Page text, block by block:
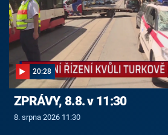
20:28
ZPRÁVY, 8.8. v 11:30
8. srpna 2026 11:30